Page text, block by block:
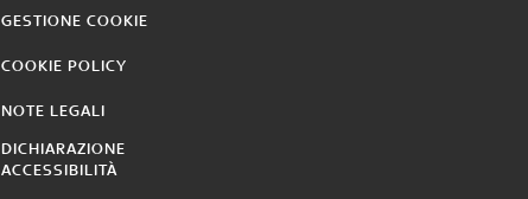
GESTIONE COOKIE
COOKIE POLICY
NOTE LEGALI
DICHIARAZIONE
ACCESSIBILITÀ